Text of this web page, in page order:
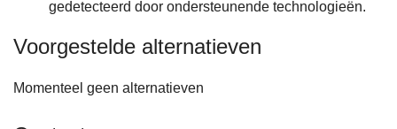
gedetecteerd door ondersteunende technologieën.
Voorgestelde alternatieven
Momenteel geen alternatieven